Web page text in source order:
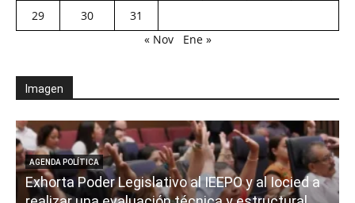
29
30
31
« Nov
Ene »
Imagen
AGENDA POLÍTICA
Exhorta Poder Legislativo al IEEPO y al Iocied a